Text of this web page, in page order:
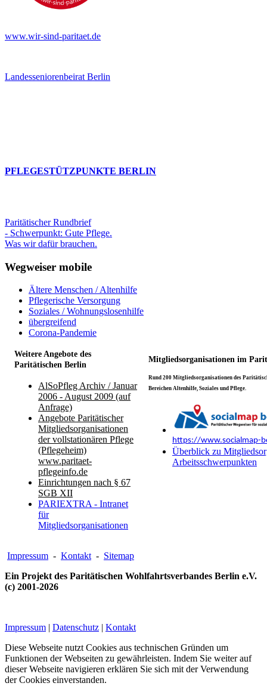
www.wir-sind-paritaet.de
Landesseniorenbeirat Berlin
PFLEGESTÜTZPUNKTE BERLIN
Paritätischer Rundbrief
- Schwerpunkt: Gute Pflege.
Was wir dafür brauchen.
Wegweiser mobile
Ältere Menschen / Altenhilfe
Pflegerische Versorgung
Soziales / Wohnungslosenhilfe
übergreifend
Corona-Pandemie
Weitere Angebote des
Paritätischen Berlin
Mitgliedsorganisationen im
AlSoPfleg Archiv / Januar
2006 - August 2009 (auf
Anfrage)
Angebote Paritätischer
Mitgliedsorganisationen
der vollstationären Pflege
(Pflegeheim)
www.paritaet-
pflegeinfo.de
Einrichtungen nach § 67
SGB XII
PARIEXTRA - Intranet
für
Mitgliedsorganisationen
Rund 200 Mitgliedsorganisationen des
Bereichen Altenhilfe, Soziales und Pflege.
https://www.socialmap-
Überblick zu
Arbeitsschwerpunkten
Impressum - Kontakt - Sitemap
Ein Projekt des Paritätischen Wohlfahrtsverbandes Berlin e.V.
(c) 2001-2026
Impressum | Datenschutz | Kontakt
Diese Webseite nutzt Cookies aus technischen Gründen um
Funktionen der Webseiten zu gewährleisten. Indem Sie weiter auf
dieser Webseite navigieren erklären Sie sich mit der Verwendung
der Cookies einverstanden.